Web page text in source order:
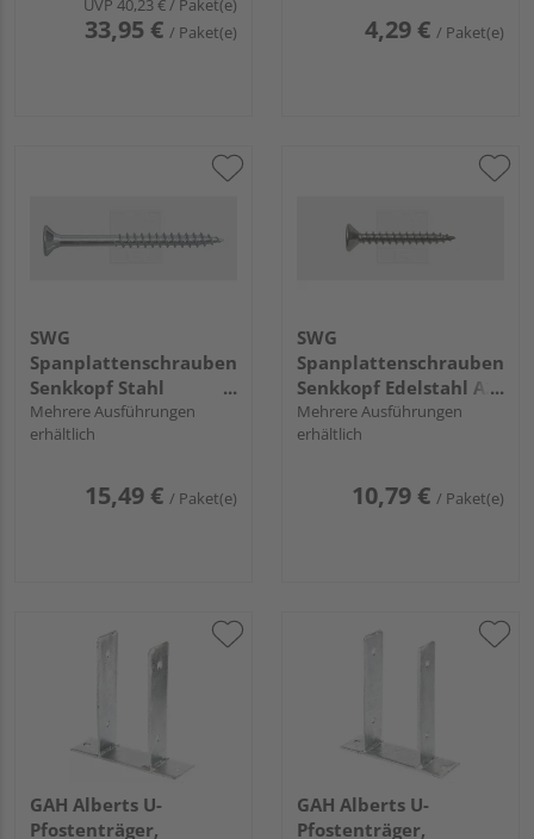
Ø12mm TX 20
UVP 40,23 €/ Paket(e)
33,95 € / Paket(e) 4,29 € / Paket(e)
SWG
Spanplattenschrauben
Senkkopf Stahl
verzinkt - Großpack
Mehrere Ausführungen
erhältlich
15,49 € / Paket(e)
SWG
Spanplattenschrauben
Senkkopf Edelstahl A2
- Großpack
Mehrere Ausführungen
erhältlich
10,79 € / Paket(e)
GAH Alberts U-
Pfostenträger,
GAH Alberts U-
Pfostenträger,